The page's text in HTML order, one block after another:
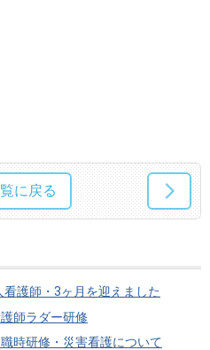
に戻る
看護師・3ヶ月を迎えました
師ラダー研修
時研修・災害看護について